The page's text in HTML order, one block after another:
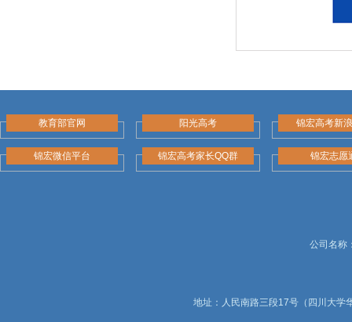
教育部官网 阳光高考 锦宏高考新
锦宏微信平台 锦宏高考家长QQ群 锦宏志愿
公司名称
地址：人民南路三段17号（四川大学